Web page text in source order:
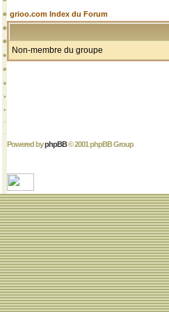
grioo.com Index du Forum
Non-membre du groupe
Powered byphpBB© 2001 phpBB Group